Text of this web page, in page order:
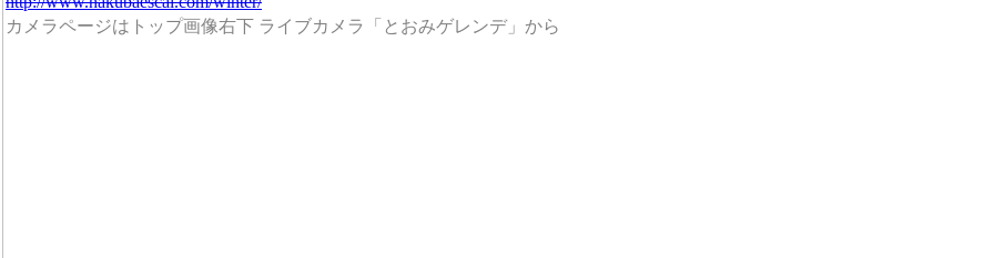
カメラページはトップ画像右下 ライブカメラ「とおみゲレンデ」から